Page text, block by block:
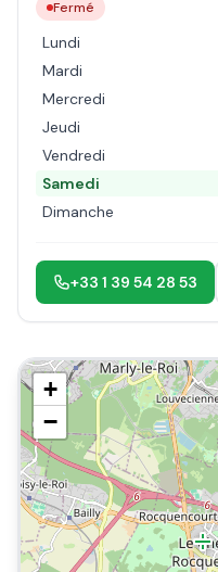
Fermé
Lundi
Mardi
Mercredi
Jeudi
Vendredi
Samedi
Dimanche
+33 1 39 54 28 53
+
−